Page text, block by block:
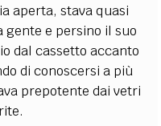
aperta, stava quasi
gente e persino il suo
dal cassetto accanto
di conoscersi a più
prepotente dai vetri